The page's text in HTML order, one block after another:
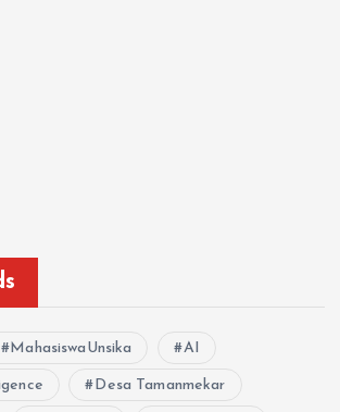
#MahasiswaUnsika AI
Desa Tamanmekar